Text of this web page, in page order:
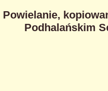
Powielanie,
Podhalańskim